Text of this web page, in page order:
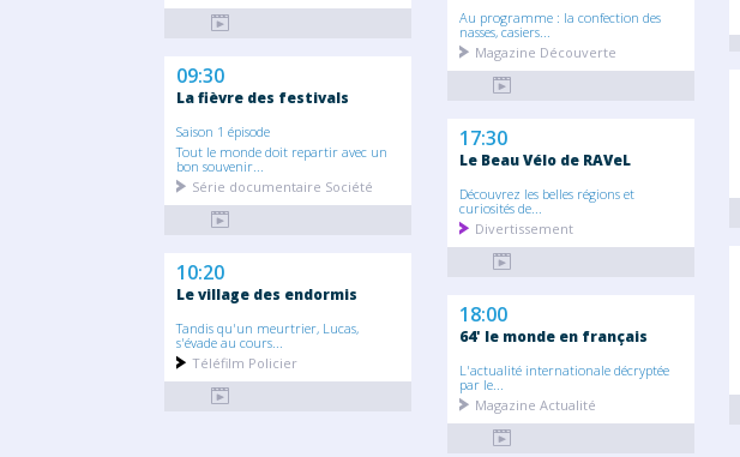
09:30
La fièvre des festivals
Saison 1 épisode
Tout le monde doit repartir avec un
bon souvenir...
Série documentaire Société
10:20
Le village des endormis
Tandis qu'un meurtrier, Lucas,
s'évade au cours...
Téléfilm Policier
Au programme : la confection des
nasses, casiers...
Magazine Découverte
17:30
Le Beau Vélo de RAVeL
Découvrez les belles régions et
curiosités de...
Divertissement
18:00
64' le monde en français
L'actualité internationale décryptée
par le...
Magazine Actualité